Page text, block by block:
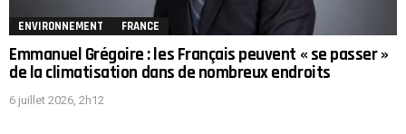
ENVIRONNEMENT FRANCE
Emmanuel Grégoire : les Français peuvent « se passer »
de la climatisation dans de nombreux endroits
6 juillet 2026, 2h12